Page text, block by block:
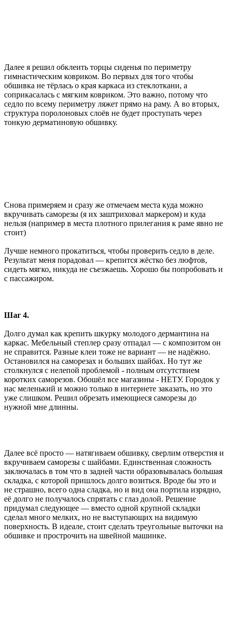
Далее я решил обклеить торцы сиденья по периметру
гимнастическим ковриком. Во первых для того чтобы
обшивка не тёрлась о края каркаса из стеклоткани, а
соприкасалась с мягким ковриком. Это важно, потому что
седло по всему периметру ляжет прямо на раму. А во вторых,
структура поролоновых слоёв не будет проступать через
тонкую дерматиновую обшивку.
Снова примеряем и сразу же отмечаем места куда можно
вкручивать саморезы (я их заштриховал маркером) и куда
нельзя (например в места плотного прилегания к раме явно не
стоит)
Лучше немного прокатиться, чтобы проверить седло в деле.
Результат меня порадовал — крепится жёстко без люфтов,
сидеть мягко, никуда не съезжаешь. Хорошо бы попробовать и
с пассажиром.
Шаг 4.
Долго думал как крепить шкурку молодого дермантина на
каркас. Мебельный степлер сразу отпадал — с композитом он
не справится. Разные клеи тоже не вариант — не надёжно.
Остановился на саморезах и больших шайбах. Но тут же
столкнулся с нелепой проблемой - полным отсутствием
коротких саморезов. Обошёл все магазины - НЕТУ. Городок у
нас меленький и можно только в интернете заказать, но это
уже слишком. Решил обрезать имеющиеся саморезы до
нужной мне длинны.
Далее всё просто — натягиваем обшивку, сверлим отверстия и
вкручиваем саморезы с шайбами. Единственная сложность
заключалась в том что в задней части образовывалась большая
складка, с которой пришлось долго возиться. Вроде бы это и
не страшно, всего одна сладка, но и вид она портила изрядно,
её долго не получалось спрятать с глаз долой. Решение
придумал следующее — вместо одной крупной складки
сделал много мелких, но не выступающих на видимую
поверхность. В идеале, стоит сделать треугольные выточки на
обшивке и прострочить на швейной машинке.